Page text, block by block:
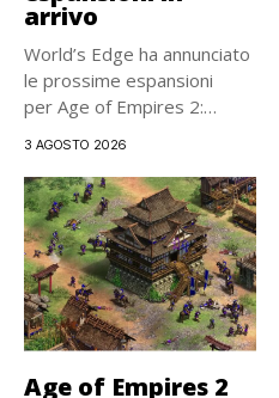
arrivo
World’s Edge ha annunciato
le prossime espansioni
per Age of Empires 2:
3 AGOSTO 2026
Age of Empires 2